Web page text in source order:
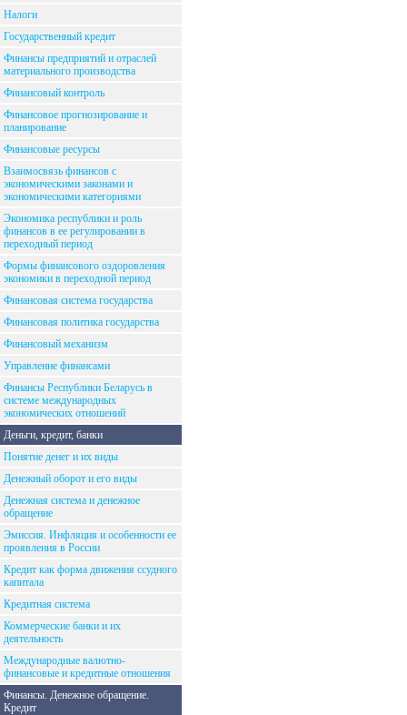
Налоги
Государственный кредит
Финансы предприятий и отраслей
материального производства
Финансовый контроль
Финансовое прогнозирование и
планирование
Финансовые ресурсы
Взаимосвязь финансов с
экономическими законами и
экономическими категориями
Экономика республики и роль
финансов в ее регулировании в
переходный период
Формы финансового оздоровления
экономики в переходной период
Финансовая система государства
Финансовая политика государства
Финансовый механизм
Управление финансами
Финансы Республики Беларусь в
системе международных
экономических отношений
Деньги, кредит, банки
Понятие денег и их виды
Денежный оборот и его виды
Денежная система и денежное
обращение
Эмиссия. Инфляция и особенности ее
проявления в России
Кредит как форма движения ссудного
капитала
Кредитная система
Коммерческие банки и их
деятельность
Международные валютно-
финансовые и кредитные отношения
Финансы. Денежное обращение.
Кредит